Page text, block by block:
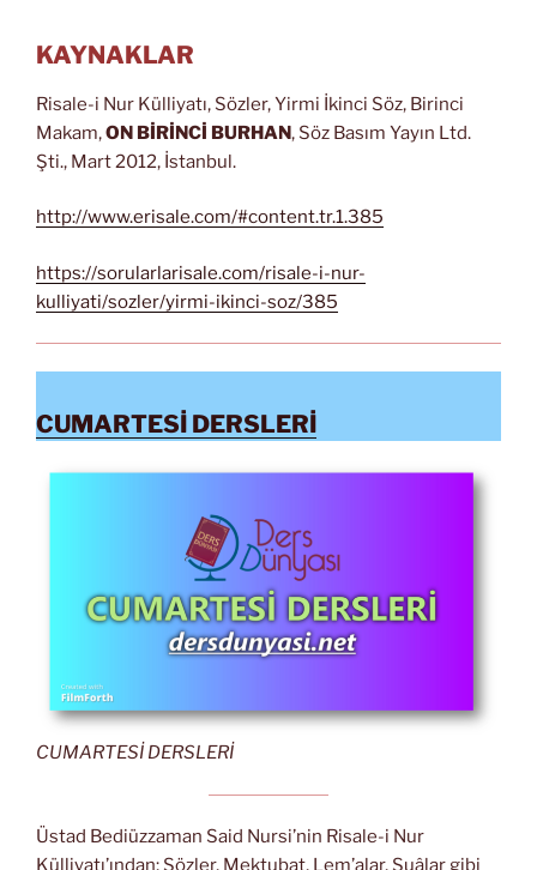
KAYNAKLAR
Risale-i Nur Külliyatı, Sözler, Yirmi İkinci Söz, Birinci
Makam,ON BİRİNCİ BURHAN, Söz Basım Yayın Ltd.
Şti., Mart 2012, İstanbul.
http://www.erisale.com/#content.tr.1.385
https://sorularlarisale.com/risale-i-nur-
kulliyati/sozler/yirmi-ikinci-soz/385
CUMARTESİ DERSLERİ
CUMARTESİ DERSLERİ
Üstad Bediüzzaman Said Nursi’nin Risale-i Nur